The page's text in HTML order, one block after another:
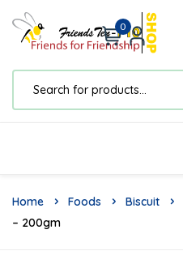
0
Home Foods Biscuit
– 200gm